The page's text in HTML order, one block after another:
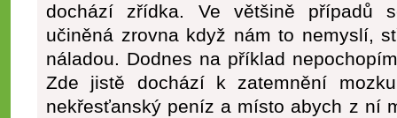
dochází zřídka. Ve většině případů
učiněná zrovna když nám to nemyslí,
náladou. Dodnes na příklad
Zde jistě dochází k zatemnění
nekřesťanský peníz a místo abych z ní